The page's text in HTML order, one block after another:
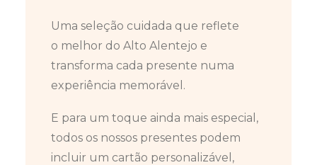
Uma seleção cuidada que reflete
o melhor do Alto Alentejo e
transforma cada presente numa
experiência memorável.
E para um toque ainda mais especial,
todos os nossos presentes podem
incluir um cartão personalizável,